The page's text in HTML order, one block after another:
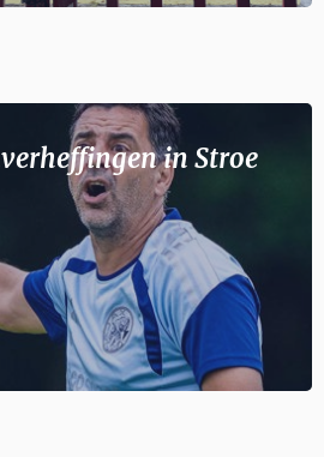
in Stroe